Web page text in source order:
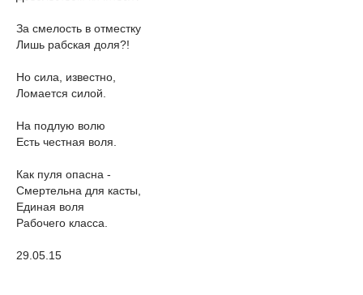
За смелость в отместку
Лишь рабская доля?!
Но сила, известно,
Ломается силой.
На подлую волю
Есть честная воля.
Как пуля опасна -
Смертельна для касты,
Единая воля
Рабочего класса.
29.05.15